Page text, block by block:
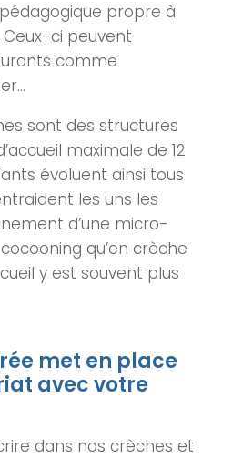
propre à
Ceux-ci peuvent
comme
s sont des structures
maximale de 12
évoluent ainsi tous
les uns les
d’une micro-
qu’en crèche
y est souvent plus
met en place
avec votre
dans nos crèches et